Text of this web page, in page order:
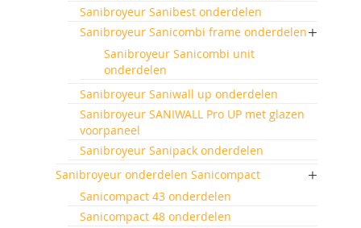
Sanibroyeur Sanibest onderdelen
Sanibroyeur Sanicombi frame onderdelen
Sanibroyeur Sanicombi unit
onderdelen
Sanibroyeur Saniwall up onderdelen
Sanibroyeur SANIWALL Pro UP met glazen
voorpaneel
Sanibroyeur Sanipack onderdelen
Sanibroyeur onderdelen Sanicompact
Sanicompact 43 onderdelen
Sanicompact 48 onderdelen